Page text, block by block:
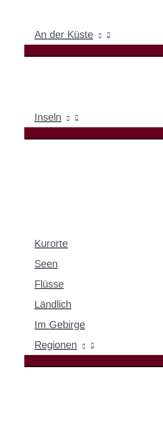
An der Küste
Inseln
Kurorte
Seen
Flüsse
Ländlich
Im Gebirge
Regionen